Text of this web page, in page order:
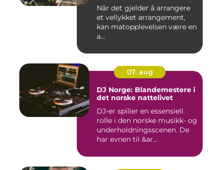
Når det gjelder å arrangere
et vellykket arrangement,
kan matopplevelsen være en
a...
07. aug
DJ Norge: Blandemestere i
det norske nattelivet
DJ-er spiller en essensiell
rolle i den norske musikk- og
underholdningsscenen. De
har evnen til &ar...